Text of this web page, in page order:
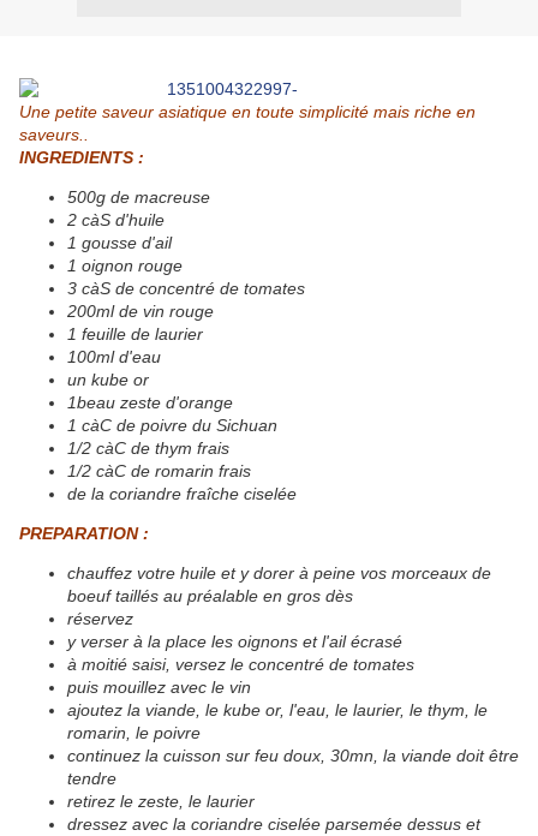
Une petite saveur asiatique en toute simplicité mais riche en
saveurs..
INGREDIENTS :
500g de macreuse
2 càS d'huile
1 gousse d'ail
1 oignon rouge
3 càS de concentré de tomates
200ml de vin rouge
1 feuille de laurier
100ml d'eau
un kube or
1beau zeste d'orange
1 càC de poivre du Sichuan
1/2 càC de thym frais
1/2 càC de romarin frais
de la coriandre fraîche ciselée
PREPARATION :
chauffez votre huile et y dorer à peine vos morceaux de
boeuf taillés au préalable en gros dès
réservez
y verser à la place les oignons et l'ail écrasé
à moitié saisi, versez le concentré de tomates
puis mouillez avec le vin
ajoutez la viande, le kube or, l'eau, le laurier, le thym, le
romarin, le poivre
continuez la cuisson sur feu doux, 30mn, la viande doit être
tendre
retirez le zeste, le laurier
dressez avec la coriandre ciselée parsemée dessus et